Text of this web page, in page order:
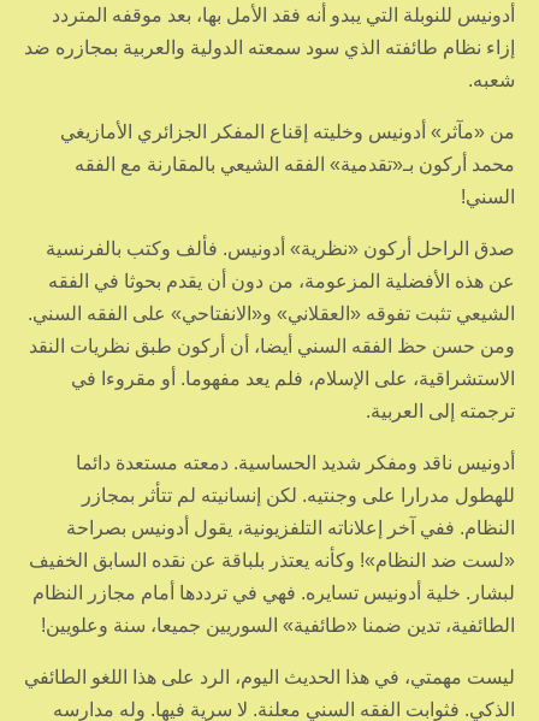
أدونيس للنوبلة التي يبدو أنه فقد الأمل بها، بعد موقفه المتردد
إزاء نظام طائفته الذي سود سمعته الدولية والعربية بمجازره ضد
شعبه.
من «مآثر» أدونيس وخليته إقناع المفكر الجزائري الأمازيغي
محمد أركون بـ«تقدمية» الفقه الشيعي بالمقارنة مع الفقه
السني!
صدق الراحل أركون «نظرية» أدونيس. فألف وكتب بالفرنسية
عن هذه الأفضلية المزعومة، من دون أن يقدم بحوثا في الفقه
الشيعي تثبت تفوقه «العقلاني» و«الانفتاحي» على الفقه السني.
ومن حسن حظ الفقه السني أيضا، أن أركون طبق نظريات النقد
الاستشراقية، على الإسلام، فلم يعد مفهوما. أو مقروءا في
ترجمته إلى العربية.
أدونيس ناقد ومفكر شديد الحساسية. دمعته مستعدة دائما
للهطول مدرارا على وجنتيه. لكن إنسانيته لم تتأثر بمجازر
النظام. ففي آخر إعلاناته التلفزيونية، يقول أدونيس بصراحة
«لست ضد النظام»! وكأنه يعتذر بلباقة عن نقده السابق الخفيف
لبشار. خلية أدونيس تسايره. فهي في ترددها أمام مجازر النظام
الطائفية، تدين ضمنا «طائفية» السوريين جميعا، سنة وعلويين!
ليست مهمتي، في هذا الحديث اليوم، الرد على هذا اللغو الطائفي
الذكي. فثوابت الفقه السني معلنة. لا سرية فيها. وله مدارسه